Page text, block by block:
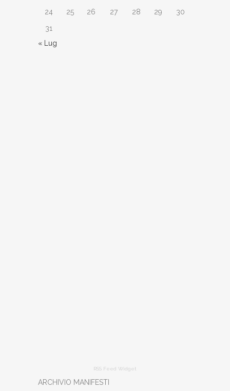
24
25 26 27 28 29
30
31
« Lug
RSS Feed Widget
ARCHIVIO MANIFESTI